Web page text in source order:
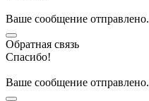
Ваше сообщение отправлено.
Обратная связь
Спасибо!
Ваше сообщение отправлено.